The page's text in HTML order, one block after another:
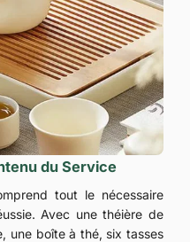
du Service
tout le nécessaire
Avec une théière de
une boîte à thé, six tasses